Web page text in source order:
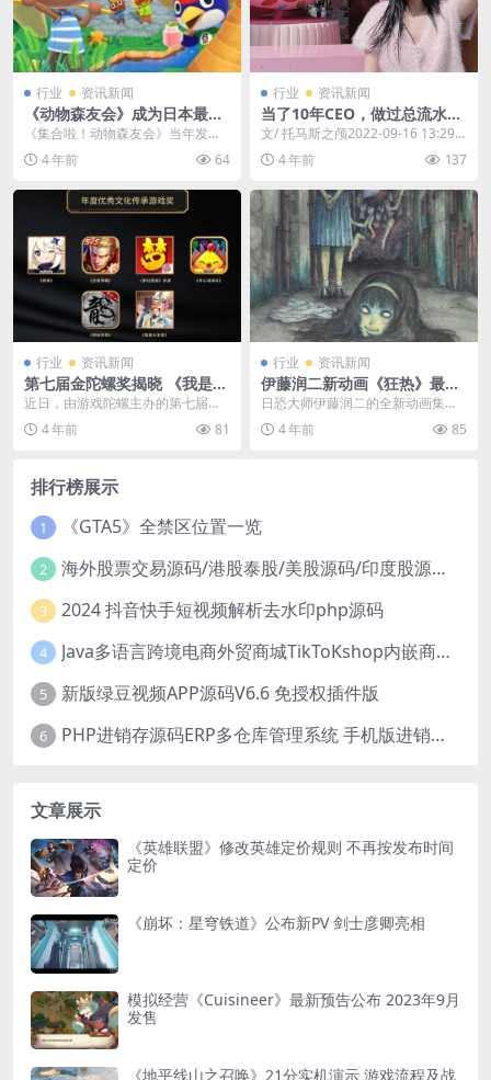
行业 资讯新闻
《动物森友会》成为日本最畅
销游戏 两年卖出1045万份
《集合啦！动物森友会》当年发售
的时候非常火爆，全世界的玩家都
上岛开始了建设，这款...
4 年前 64
行业 资讯新闻
当了10年CEO，做过总流水超
60亿的游戏，如今我成了一名
小红书博主
文/ 托马斯之颅2022-09-16 13:29:5
0 前傲世堂CEO金菁已经淡...
4 年前 137
行业 资讯新闻
第七届金陀螺奖揭晓 《我是大
东家》获优秀文化传承奖
近日，由游戏陀螺主办的第七届金
陀螺奖颁奖典礼正式公布了获奖名
单。益世界旗下模拟经...
4 年前 81
行业 资讯新闻
伊藤润二新动画《狂热》最新
预告 1月19日Netflix发布
日恐大师伊藤润二的全新动画集
《伊藤润二Maniac》将于1月19日
Netflix...
4 年前 85
排行榜展示
1 《GTA5》全禁区位置一览
2 海外股票交易源码/港股泰股/美股源码/印度股源码/马拉西亚股票源码/国际股票配资
3 2024 抖音快手短视频解析去水印php源码
4 Java多语言跨境电商外贸商城TikToKshop内嵌商城I商家入驻I一键铺
5 新版绿豆视频APP源码V6.6 免授权插件版
6 PHP进销存源码ERP多仓库管理系统 手机版进销存 php网络版进销存小程序
文章展示
《英雄联盟》修改英雄定价规则 不再按发布时间
定价
《崩坏：星穹铁道》公布新PV 剑士彦卿亮相
模拟经营《Cuisineer》最新预告公布 2023年9月
发售
《地平线山之召唤》21分实机演示 游戏流程及战